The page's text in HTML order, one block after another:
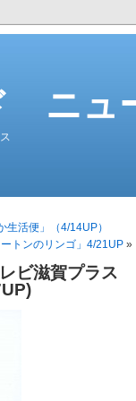
ニュ
活便」（4/14UP）
トンのリンゴ」4/21UP »
ビ滋賀プラス